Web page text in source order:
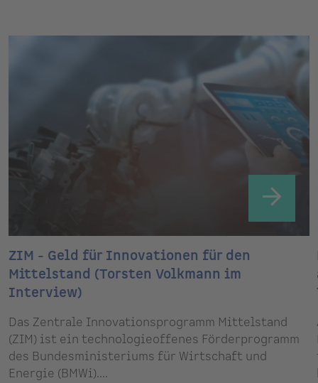
ZIM - Geld für Innovationen für den
Mittelstand (Torsten Volkmann im
Interview)
Das Zentrale Innovationsprogramm Mittelstand
(ZIM) ist ein technologieoffenes Förderprogramm
des Bundesministeriums für Wirtschaft und
Energie (BMWi)....